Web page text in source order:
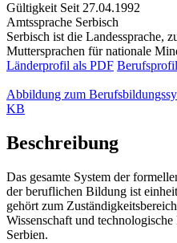
Gültigkeit Seit 27.04.1992
Amtssprache Serbisch
Serbisch ist die Landessprache,
Muttersprachen für nationale
Länderprofil als PDF
Abbildung zum
KB
Beschreibung
Das gesamte System der
der beruflichen Bildung ist
gehört zum
Wissenschaft und
Serbien.